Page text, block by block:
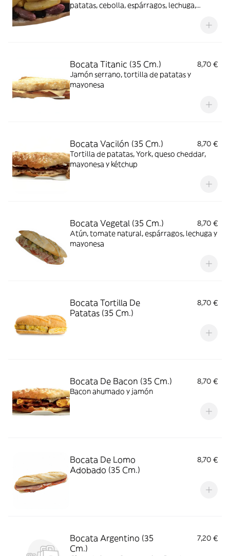
patatas, cebolla, espárragos, lechuga,
Bocata Titanic (35 Cm.)
8,70 €
Jamón serrano, tortilla de patatas y
mayonesa
Bocata Vacilón (35 Cm.)
8,70 €
Tortilla de patatas, York, queso cheddar,
mayonesa y kétchup
Bocata Vegetal (35 Cm.)
8,70 €
Atún, tomate natural, espárragos, lechuga y
mayonesa
Bocata Tortilla De
Patatas (35 Cm.)
8,70 €
Bocata De Bacon (35 Cm.)
8,70 €
Bacon ahumado y jamón
Bocata De Lomo
Adobado (35 Cm.)
8,70 €
Bocata Argentino (35
Cm.)
7,20 €